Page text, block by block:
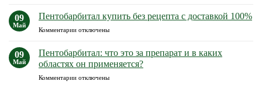
Год
Можно
ли
купить
в
аптеке?
в
09
Май
Пентобарбитал купить без рецепта с доставкой 100%
Комментариик
Пентобарбитал
купить
без
рецепта
отключены
09
Май
Пентобарбитал: что это за препарат и в каких
областях он применяется?
Комментариикотключены